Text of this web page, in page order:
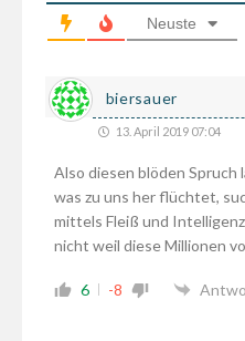
Neuste
biersauer
13. April 2019 07:04
Also diesen blöden Spruch
was zu uns her flüchtet,
mittels Fleiß und
nicht weil diese Millionen
6 -8